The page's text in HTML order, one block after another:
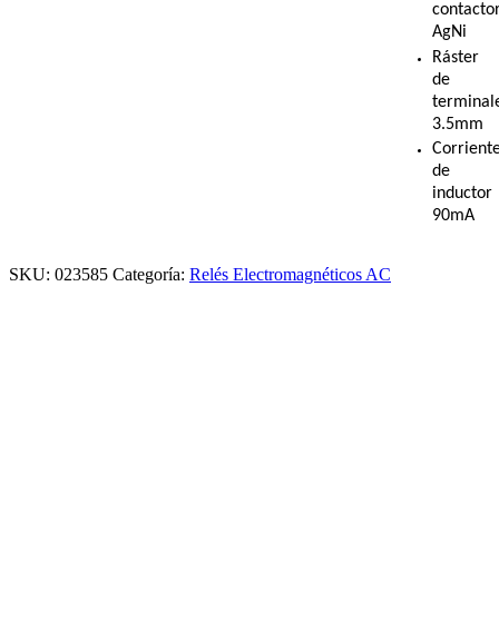
AgNi
Ráster
de
3.5mm
de
inductor
90mA
SKU: 023585 Categoría: Relés Electromagnéticos AC